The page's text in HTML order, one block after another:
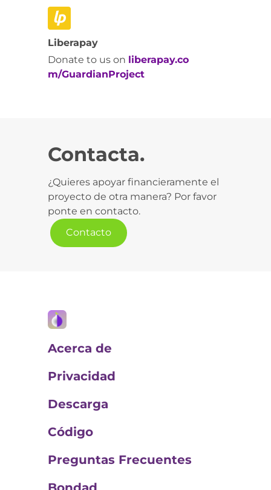
Liberapay
Donate to us on liberapay.co
m/GuardianProject
Contacta.
¿Quieres apoyar financieramente el
proyecto de otra manera? Por favor
ponte en contacto.
Contacto
Acerca de
Privacidad
Descarga
Código
Preguntas Frecuentes